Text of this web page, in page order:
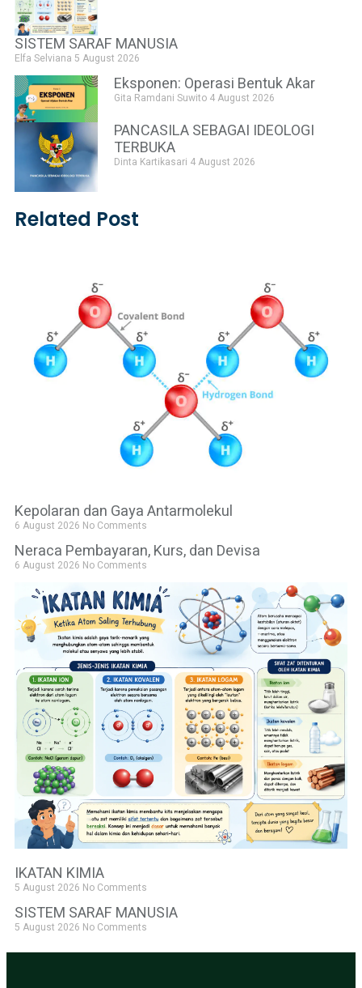
SISTEM SARAF MANUSIA
Elfa Selviana 5 August 2026
Eksponen: Operasi Bentuk Akar
Gita Ramdani Suwito 4 August 2026
PANCASILA SEBAGAI IDEOLOGI
TERBUKA
Dinta Kartikasari 4 August 2026
Related Post
Kepolaran dan Gaya Antarmolekul
6 August 2026 No Comments
Neraca Pembayaran, Kurs, dan Devisa
6 August 2026 No Comments
IKATAN KIMIA
5 August 2026 No Comments
SISTEM SARAF MANUSIA
5 August 2026 No Comments